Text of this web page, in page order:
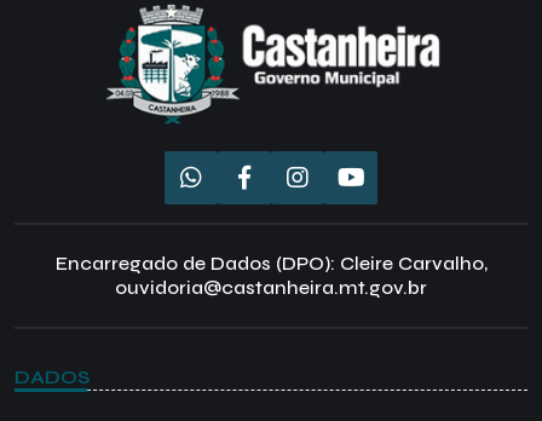
Encarregado de Dados (DPO): Cleire Carvalho,
ouvidoria@castanheira.mt.gov.br
DADOS